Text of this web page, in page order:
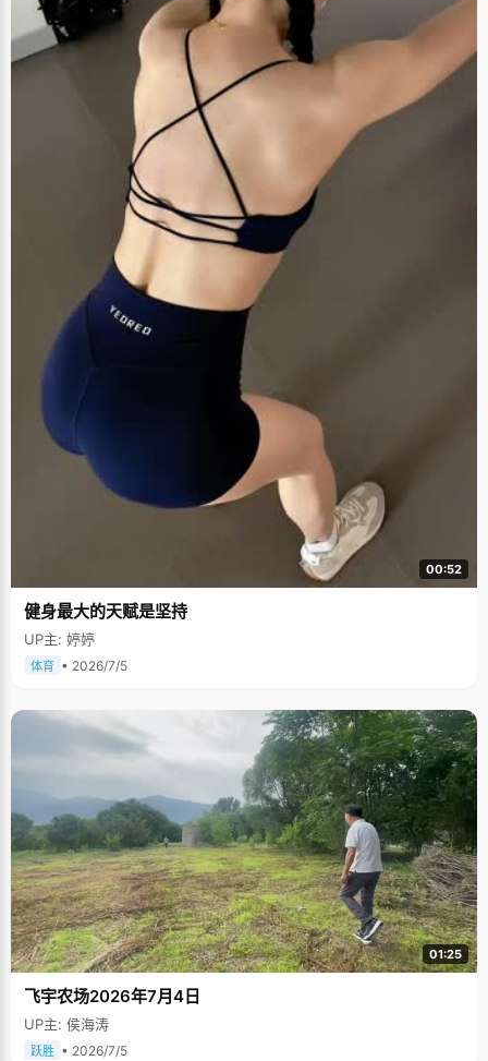
00:52
健身最大的天赋是坚持
UP主: 婷婷
体育 • 2026/7/5
01:25
飞宇农场2026年7月4日
UP主: 侯海涛
跃胜 • 2026/7/5